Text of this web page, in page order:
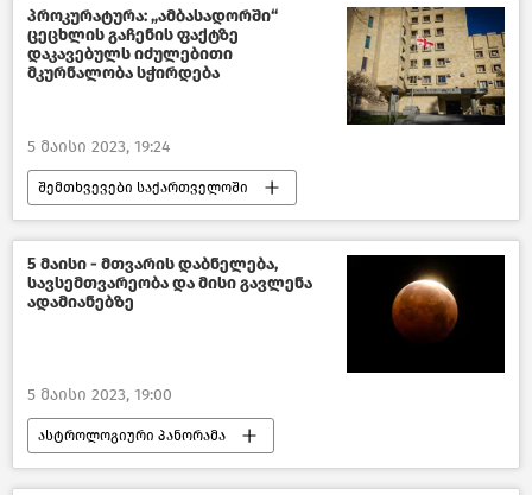
ახალი ამბები საქართველო
საზოგადოება ქართული ოცნება
ქართული ოპოზიცია
პროკურატურა: „ამბასადორში“
ცეცხლის გაჩენის ფაქტზე
დაკავებულს იძულებითი
მკურნალობა სჭირდება
5 მაისი 2023, 19:24
შემთხვევები საქართველოში
საქართველოს პროკურატურა
ახალი ამბები საქართველო
საზოგადოება
5 მაისი - მთვარის დაბნელება,
სავსემთვარეობა და მისი გავლენა
ადამიანებზე
5 მაისი 2023, 19:00
ასტროლოგიური პანორამა
ჩვენ და ბუნება წასაკითხი ამბები